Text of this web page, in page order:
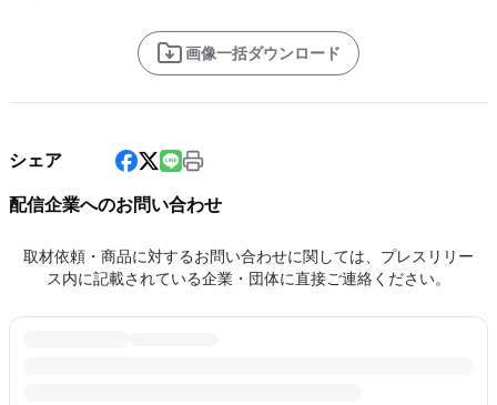
画像一括ダウンロード
シェア
配信企業へのお問い合わせ
取材依頼・商品に対するお問い合わせに関しては、プレスリリー
ス内に記載されている企業・団体に直接ご連絡ください。